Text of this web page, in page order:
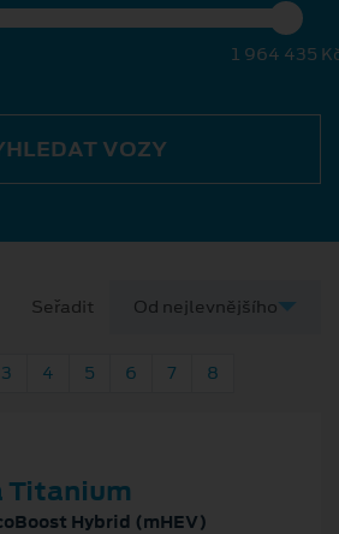
1 964 435
VOZY
Seřadit
3 4 5 6 7 8
Titanium
Hybrid (mHEV)